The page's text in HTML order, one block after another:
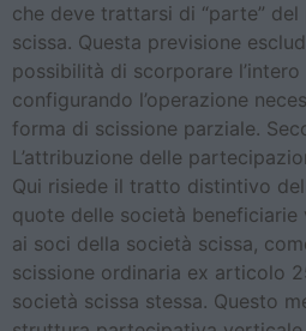
che deve trattarsi di “parte”
scissa. Questa previsione
possibilità di scorporare
configurando l’operazione
forma di scissione parziale.
L’attribuzione delle
Qui risiede il tratto distintivo
quote delle società beneficiarie
ai soci della società scissa,
scissione ordinaria ex articolo
società scissa stessa. Questo